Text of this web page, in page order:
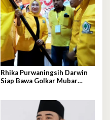
Rhika Purwaningsih Darwin
Siap Bawa Golkar Mubar